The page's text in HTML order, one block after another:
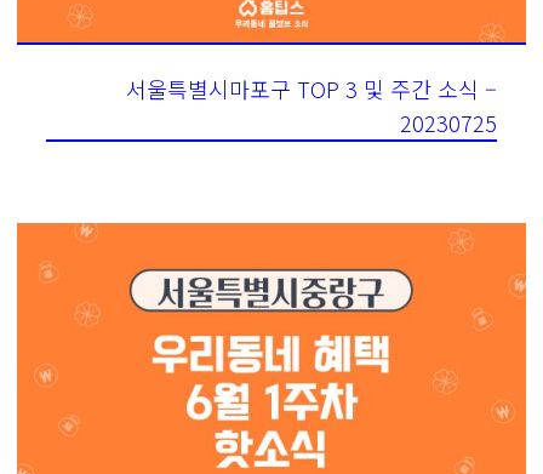
서울특별시마포구 TOP 3 및 주간 소식 –
20230725